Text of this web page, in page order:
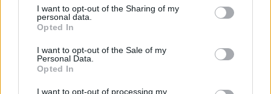
I want to opt-out of the Sharing of my
personal data.
Opted In
I want to opt-out of the Sale of my
Personal Data.
Opted In
I want to opt-out of processing my
Esim for Global|Esim for Europe|
Esim for Caribbean